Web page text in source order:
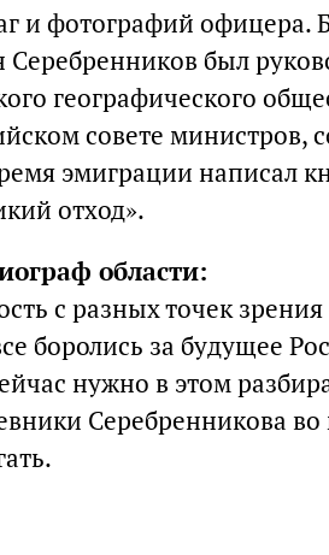
и фотографий офицера.
был
географического
совете министров,
эмиграции написал
отход».
области:
с разных точек зрения
боролись за будущее
нужно в этом
Серебренникова